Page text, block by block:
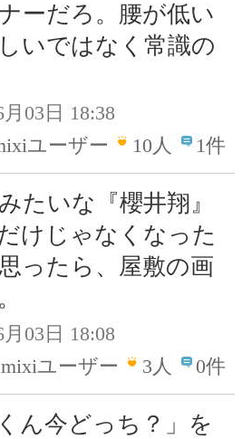
ーだろ。腰が低い
いではなく常識の
03日 18:38
ユーザー
10人 1件
たいな『櫻井翔』
けじゃなくなった
ったら、屋敷の画
03日 18:08
mixiユーザー
3人 0件
ん今どっち？」を